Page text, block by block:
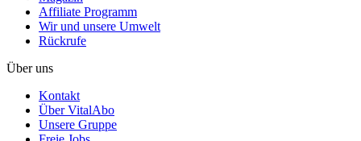
Affiliate Programm
Wir und unsere Umwelt
Rückrufe
Über uns
Kontakt
Über VitalAbo
Unsere Gruppe